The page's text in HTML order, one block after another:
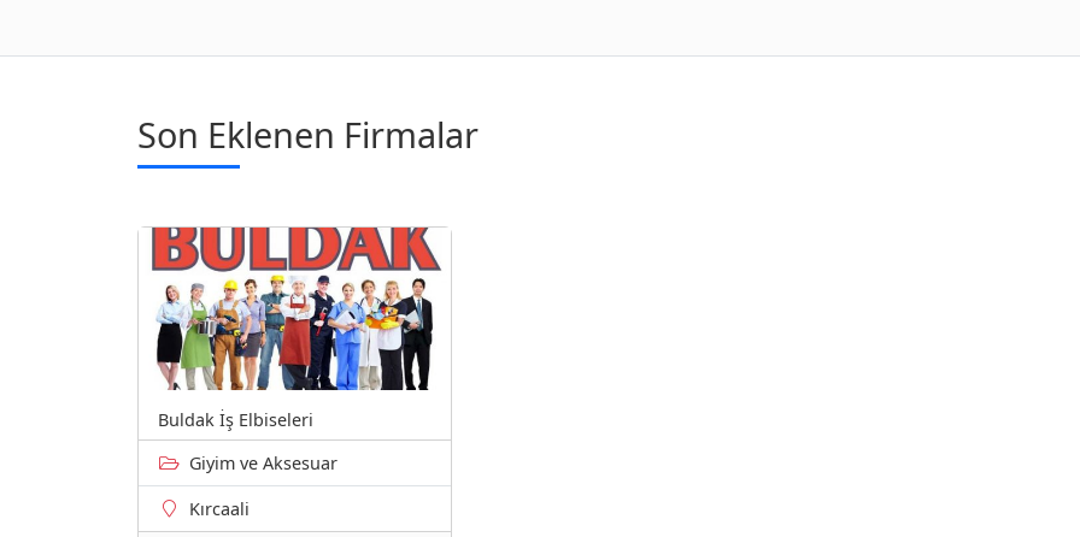
Son Eklenen Firmalar
Buldak İş Elbiseleri
Giyim ve Aksesuar
Kırcaali